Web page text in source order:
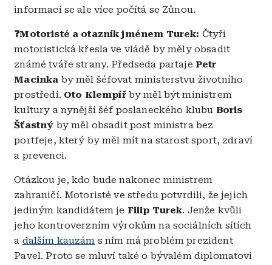
informací se ale více počítá se Zůnou.
❓Motoristé a otazník jménem Turek: Čtyři
motoristická křesla ve vládě by měly obsadit
známé tváře strany. Předseda partaje Petr
Macinka by měl šéfovat ministerstvu životního
prostředí. Oto Klempíř by měl být ministrem
kultury a nynější šéf poslaneckého klubu Boris
Šťastný by měl obsadit post ministra bez
portfeje, který by měl mít na starost sport, zdraví
a prevenci.
Otázkou je, kdo bude nakonec ministrem
zahraničí. Motoristé ve středu potvrdili, že jejich
jediným kandidátem je Filip Turek. Jenže kvůli
jeho kontroverzním výrokům na sociálních sítích
a dalším kauzám s ním má problém prezident
Pavel. Proto se mluví také o bývalém diplomatovi